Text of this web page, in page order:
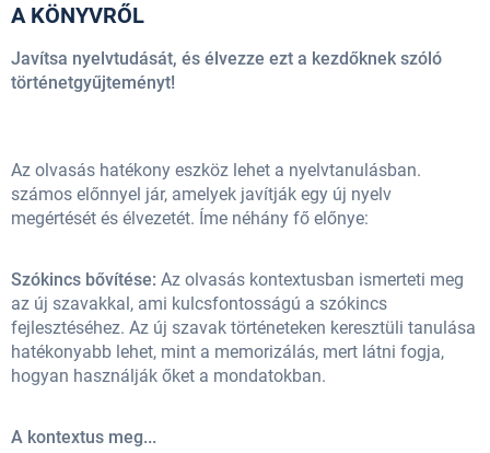
A KÖNYVRŐL
Javítsa nyelvtudását, és élvezze ezt a kezdőknek szóló
történetgyűjteményt!
Az olvasás hatékony eszköz lehet a nyelvtanulásban.
számos előnnyel jár, amelyek javítják egy új nyelv
megértését és élvezetét. Íme néhány fő előnye:
Szókincs bővítése: Az olvasás kontextusban ismerteti meg
az új szavakkal, ami kulcsfontosságú a szókincs
fejlesztéséhez. Az új szavak történeteken keresztüli tanulása
hatékonyabb lehet, mint a memorizálás, mert látni fogja,
hogyan használják őket a mondatokban.
A kontextus meg...